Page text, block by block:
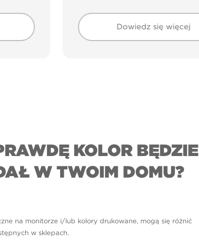
Dowiedz się więcej
KOLOR BĘDZIE
W TWOIM DOMU?
na monitorze i/lub kolory drukowane, mogą się różnić
w sklepach.